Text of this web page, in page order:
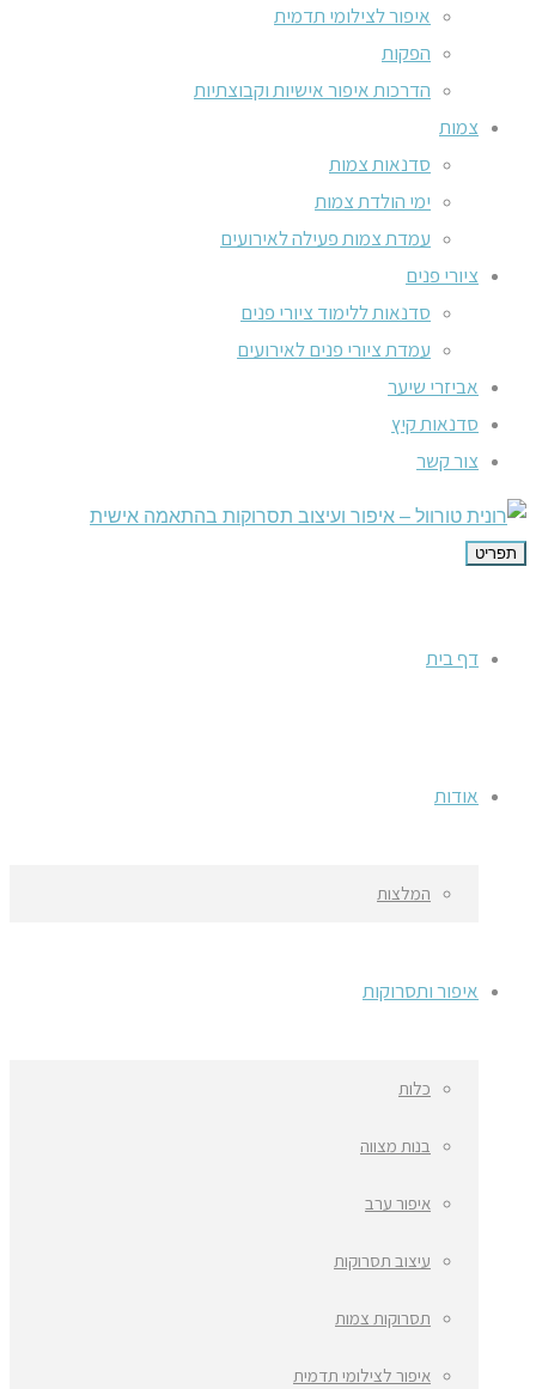
איפור לצילומי תדמית
הפקות
הדרכות איפור אישיות וקבוצתיות
צמות
סדנאות צמות
ימי הולדת צמות
עמדת צמות פעילה לאירועים
ציורי פנים
סדנאות ללימוד ציורי פנים
עמדת ציורי פנים לאירועים
אביזרי שיער
סדנאות קיץ
צור קשר
תפריט
דף בית
אודות
המלצות
איפור ותסרוקות
כלות
בנות מצווה
איפור ערב
עיצוב תסרוקות
תסרוקות צמות
איפור לצילומי תדמית